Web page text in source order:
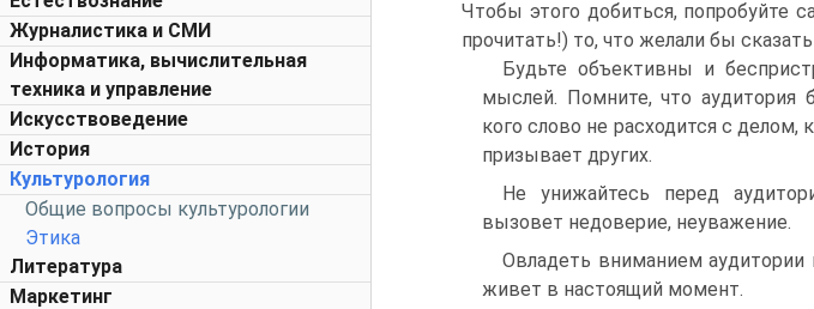
Журналистика и СМИ
Информатика, вычислительная
техника и управление
Искусствоведение
История
Культурология
Общие вопросы культурологии
Этика
Литература
Маркетинг
Чтобы этого добиться, попробуйте
прочитать!) то, что желали бы
Будьте объективны и
мыслей. Помните, что аудитория
кого слово не расходится с
призывает других.
Не унижайтесь перед
вызовет недоверие, неуважение.
Овладеть вниманием аудитории
живет в настоящий момент.